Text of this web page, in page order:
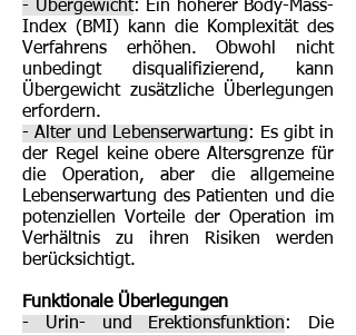
- Übergewicht: Ein höherer Body-Mass-
Index (BMI) kann die Komplexität des
Verfahrens erhöhen. Obwohl nicht
unbedingt disqualifizierend, kann
Übergewicht zusätzliche Überlegungen
erfordern.
- Alter und Lebenserwartung: Es gibt in
der Regel keine obere Altersgrenze für
die Operation, aber die allgemeine
Lebenserwartung des Patienten und die
potenziellen Vorteile der Operation im
Verhältnis zu ihren Risiken werden
berücksichtigt.
Funktionale Überlegungen
- Urin- und Erektionsfunktion: Die